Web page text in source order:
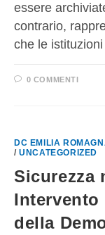
essere
contrario,
che le
0 COMMENTI
DC EMILIA
/UNCATEGORIZED
Sicurezza
Intervento
della